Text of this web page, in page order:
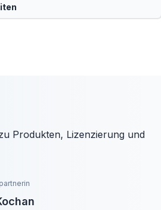
Produkten, Lizenzierung und